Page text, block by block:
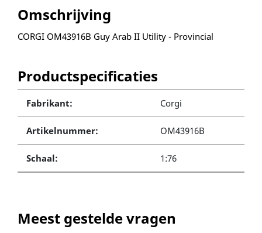
Omschrijving
CORGI OM43916B Guy Arab II Utility - Provincial
Productspecificaties
Fabrikant: Corgi
Artikelnummer: OM43916B
Schaal: 1:76
Meest gestelde vragen